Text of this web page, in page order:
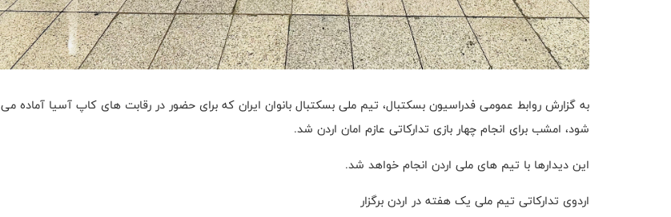
به گزارش روابط عمومی فدراسیون بسکتبال، تیم ملی بسکتبال بانوان ایران که برای حضور در رقابت های کاپ آسیا آماده می
شود، امشب برای انجام چهار بازی تدارکاتی عازم امان اردن شد.
این دیدارها با تیم های ملی اردن انجام خواهد شد.
اردوی تدارکاتی تیم ملی یک هفته در اردن برگزار